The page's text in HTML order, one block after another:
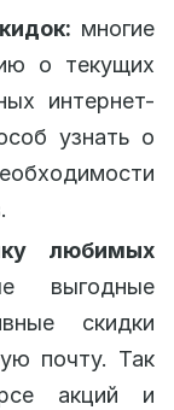
многие
о текущих
интернет-
узнать о
любимых
выгодные
скидки
почту. Так
акций и